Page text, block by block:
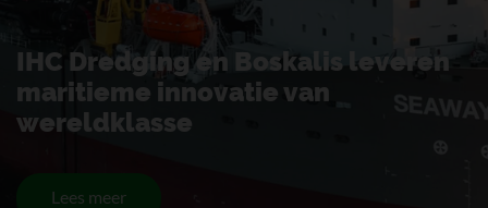
IHC Dredging en Boskalis leveren
maritieme innovatie van
wereldklasse
Lees meer